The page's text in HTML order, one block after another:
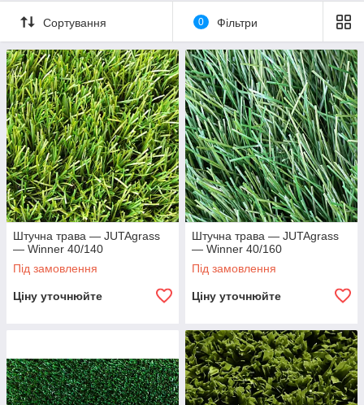
Сортування 0 Фільтри
Штучна трава — JUTAgrass
— Winner 40/140
Під замовлення
Ціну уточнюйте
Штучна трава — JUTAgrass
— Winner 40/160
Під замовлення
Ціну уточнюйте